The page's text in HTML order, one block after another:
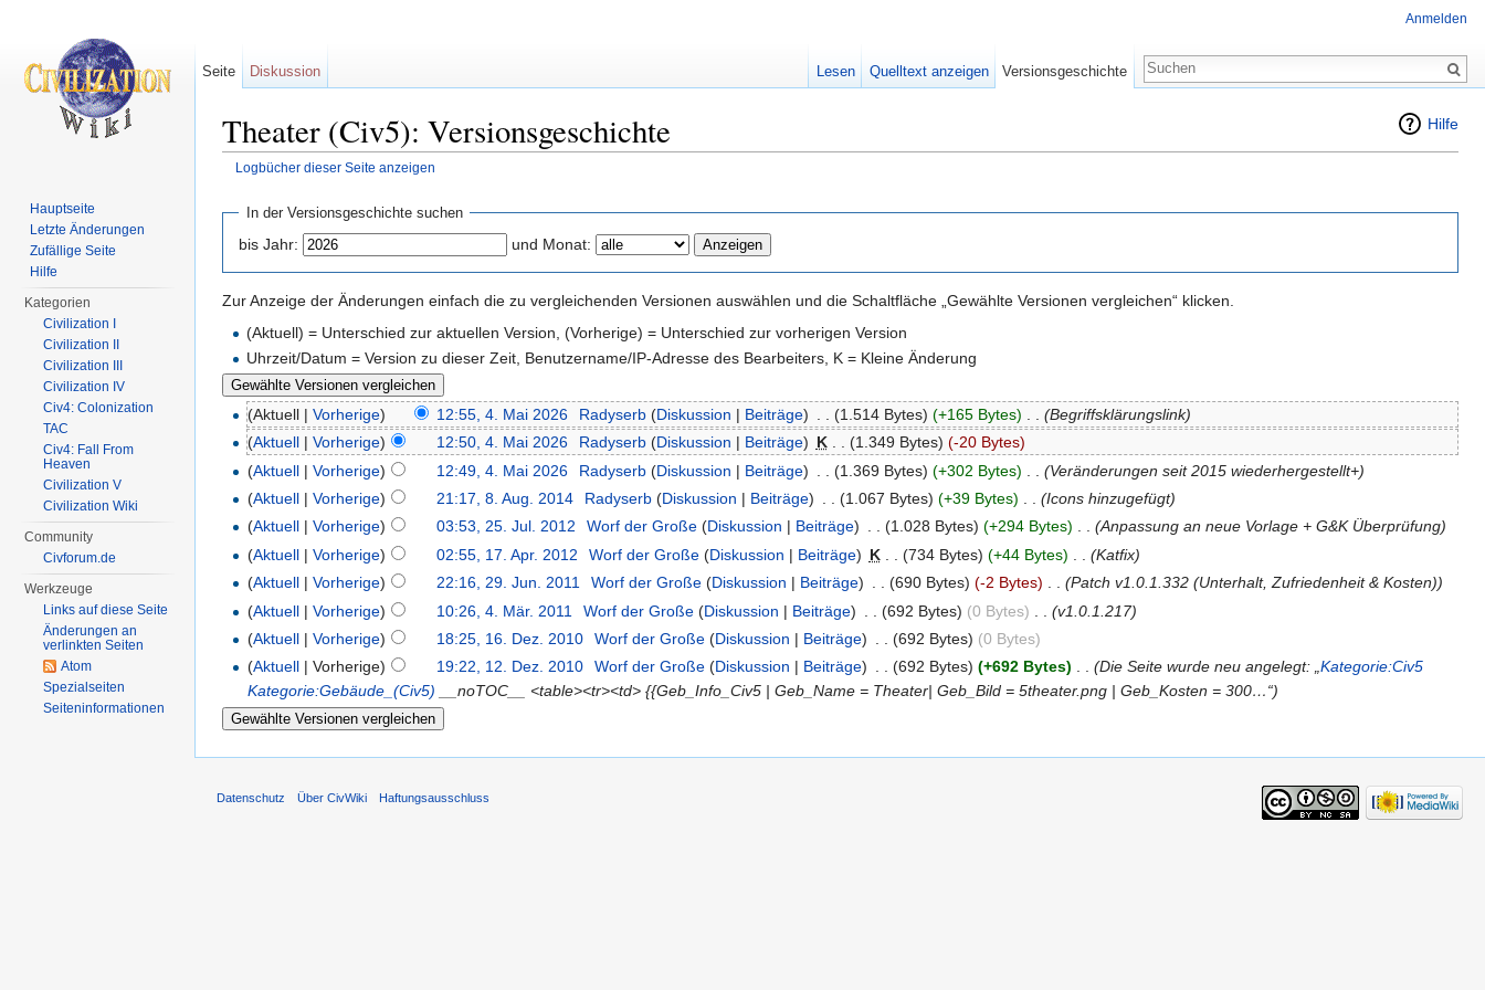
Hilfe
Theater (Civ5): Versionsgeschichte
Logbücher dieser Seite anzeigen
In der Versionsgeschichte suchen
bis Jahr: und Monat:
Zur Anzeige der Änderungen einfach die zu vergleichenden Versionen auswählen und die Schaltfläche „Gewählte Versionen vergleichen“ klicken.
(Aktuell) = Unterschied zur aktuellen Version, (Vorherige) = Unterschied zur vorherigen Version
Uhrzeit/Datum = Version zu dieser Zeit, Benutzername/IP-Adresse des Bearbeiters, K = Kleine Änderung
(Aktuell |Vorherige) 12:55, 4. Mai 2026 Radyserb (Diskussion | Beiträge) (1.514 Bytes) (+165 Bytes)
(Begriffsklärungslink)
(Aktuell |Vorherige) 12:50, 4. Mai 2026 Radyserb (Diskussion | Beiträge) K . . (1.349 Bytes) (-20 Bytes)
(Aktuell |Vorherige) 12:49, 4. Mai 2026 Radyserb (Diskussion | Beiträge) (1.369 Bytes) (+302 Bytes)
(Veränderungen seit 2015 wiederhergestellt+)
(Aktuell |Vorherige) 21:17, 8. Aug. 2014 Radyserb (Diskussion | Beiträge) (1.067 Bytes) (+39 Bytes)
(Icons hinzugefügt)
(Aktuell |Vorherige) 03:53, 25. Jul. 2012 Worf der Große (Diskussion | Beiträge) . . (1.028 Bytes) (+294 Bytes) . . (Anpassung an neue Vorlage + G&K Überprüfung)
(Aktuell |Vorherige) 02:55, 17. Apr. 2012 Worf der Große (Diskussion | Beiträge) K (734 Bytes) (+44 Bytes)
(Katfix)
(Aktuell |Vorherige) 22:16, 29. Jun. 2011 Worf der Große (Diskussion | Beiträge) . . (690 Bytes) (-2 Bytes) . . (Patch v1.0.1.332 (Unterhalt, Zufriedenheit & Kosten))
(Aktuell |Vorherige) 10:26, 4. Mär. 2011 Worf der Große (Diskussion | Beiträge) (692 Bytes) (0 Bytes)
(v1.0.1.217)
(Aktuell |Vorherige) 18:25, 16. Dez. 2010 Worf der Große (Diskussion | Beiträge) (692 Bytes) (0 Bytes)
(Aktuell | Vorherige) 19:22, 12. Dez. 2010 Worf der Große (Diskussion | Beiträge) . . (692 Bytes) (+692 Bytes) . . (Die Seite wurde neu angelegt: „Kategorie:Civ5
Kategorie:Gebäude_(Civ5) __noTOC__ <table><tr><td> {{Geb_Info_Civ5 | Geb_Name = Theater| Geb_Bild = 5theater.png | Geb_Kosten = 300…“)
Anmelden
Seite Diskussion Lesen Quelltext anzeigen Versionsgeschichte
Hauptseite
Letzte Änderungen
Zufällige Seite
Hilfe
Kategorien
Civilization I
Civilization II
Civilization III
Civilization IV
Civ4: Colonization
TAC
Civ4: Fall From
Heaven
Civilization V
Civilization Wiki
Community
Civforum.de
Werkzeuge
Links auf diese Seite
Änderungen an
verlinkten Seiten
Atom
Spezialseiten
Seiten­informationen
Datenschutz Über CivWiki Haftungsausschluss